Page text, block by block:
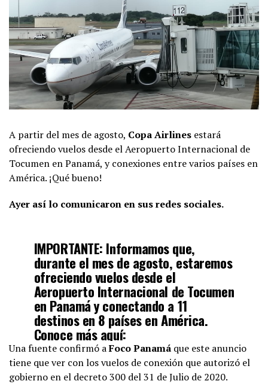
A partir del mes de agosto, Copa Airlines estará
ofreciendo vuelos desde el Aeropuerto Internacional de
Tocumen en Panamá, y conexiones entre varios países en
América. ¡Qué bueno!
Ayer así lo comunicaron en sus redes sociales.
IMPORTANTE: Informamos que,
durante el mes de agosto, estaremos
ofreciendo vuelos desde el
Aeropuerto Internacional de Tocumen
en Panamá y conectando a 11
destinos en 8 países en América.
Conoce más aquí:
https://t.co/uVZ9HDIAfp
pic.twitter.com/Px18DXlUvh
Una fuente confirmó aFoco Panamá que este anuncio
tiene que ver con los vuelos de conexión que autorizó el
gobierno en el decreto 300 del 31 de Julio de 2020.